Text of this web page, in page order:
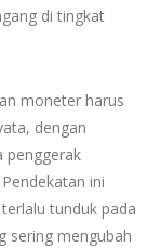
di tingkat
moneter harus
dengan
penggerak
ini
tunduk pada
sering mengubah